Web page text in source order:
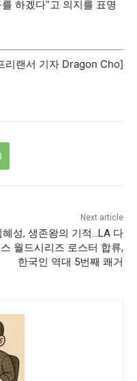
하겠다”고 의지를 표명
리랜서 기자 Dragon Cho]
Next article
혜성, 생존왕의 기적…LA 다
월드시리즈 로스터 합류,
한국인 역대 5번째 쾌거